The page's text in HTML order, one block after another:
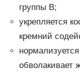
группы В;
укрепляется
кремний
обволакивает